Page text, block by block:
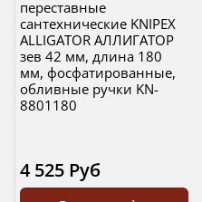
переставные
сантехнические KNIPEX
ALLIGATOR АЛЛИГАТОР
зев 42 мм, длина 180
мм, фосфатированные,
обливные ручки KN-
8801180
4 525 Руб